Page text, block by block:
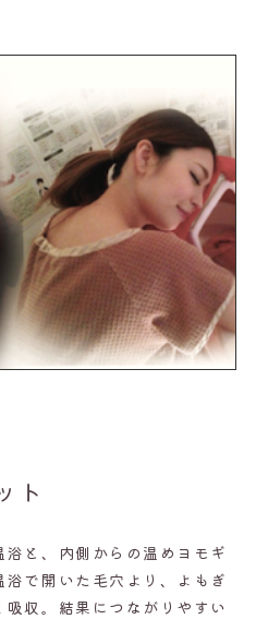
ト
と、内側からの温めヨモギ
で開いた毛穴より、よもぎ
収。結果につながりやすい